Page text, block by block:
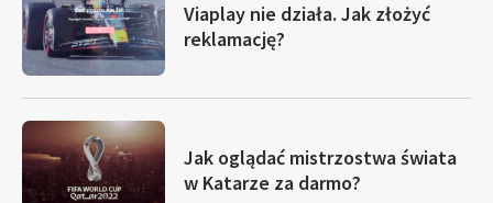
Viaplay nie działa. Jak złożyć
reklamację?
Jak oglądać mistrzostwa świata
w Katarze za darmo?